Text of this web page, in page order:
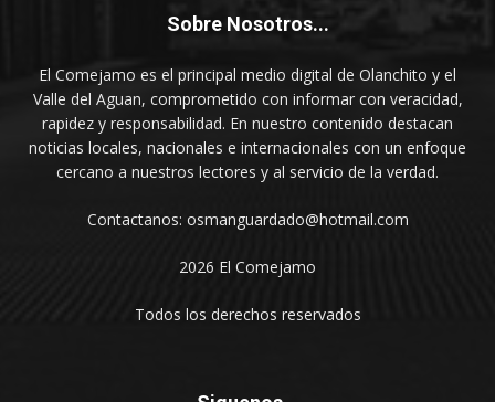
Sobre Nosotros...
El Comejamo es el principal medio digital de Olanchito y el
Valle del Aguan, comprometido con informar con veracidad,
rapidez y responsabilidad. En nuestro contenido destacan
noticias locales, nacionales e internacionales con un enfoque
cercano a nuestros lectores y al servicio de la verdad.
Contactanos: osmanguardado@hotmail.com
2026 El Comejamo
Todos los derechos reservados